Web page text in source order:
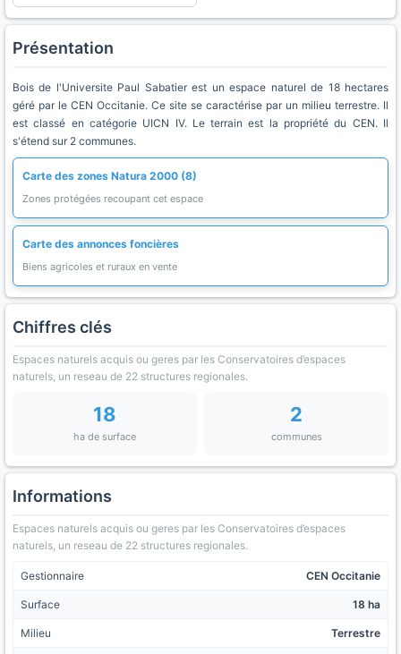
Présentation
Bois de l'Universite Paul Sabatier est un espace naturel de 18 hectares
géré par le CEN Occitanie. Ce site se caractérise par un milieu terrestre. Il
est classé en catégorie UICN IV. Le terrain est la propriété du CEN. Il
s'étend sur 2 communes.
Carte des zones Natura 2000 (8)
Zones protégées recoupant cet espace
Carte des annonces foncières
Biens agricoles et ruraux en vente
Chiffres clés
Espaces naturels acquis ou geres par les Conservatoires d’espaces
naturels, un reseau de 22 structures regionales.
18
ha de surface
2
communes
Informations
Espaces naturels acquis ou geres par les Conservatoires d’espaces
naturels, un reseau de 22 structures regionales.
Gestionnaire CEN Occitanie
Surface 18 ha
Milieu Terrestre